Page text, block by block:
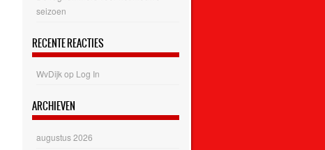
seizoen
RECENTE REACTIES
WvDijk op Log In
ARCHIEVEN
augustus 2026